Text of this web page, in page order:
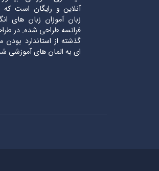
آنلاین و رایگان است
زبان آموزان زبان های
فرانسه طراحی شده. در
گذشته از استاندارد بودن
ای به المان های آموزشی